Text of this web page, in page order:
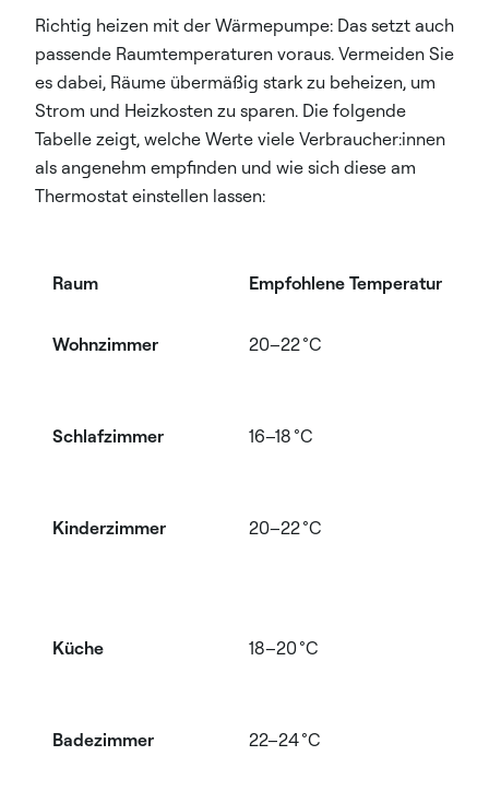
Richtig heizen mit der Wärmepumpe: Das setzt auch
passende Raumtemperaturen voraus. Vermeiden Sie
es dabei, Räume übermäßig stark zu beheizen, um
Strom und Heizkosten zu sparen. Die folgende
Tabelle zeigt, welche Werte viele Verbraucher:innen
als angenehm empfinden und wie sich diese am
Thermostat einstellen lassen:
Raum Empfohlene Temperatur
Wohnzimmer 20–22 °C
Schlafzimmer 16–18 °C
Kinderzimmer 20–22 °C
Küche 18–20 °C
Badezimmer 22–24 °C